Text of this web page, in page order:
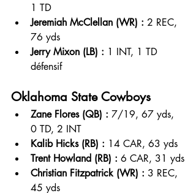
1 TD
Jeremiah McClellan (WR) : 2 REC,
76 yds
Jerry Mixon (LB) : 1 INT, 1 TD
défensif
Oklahoma State Cowboys
Zane Flores (QB) : 7/19, 67 yds,
0 TD, 2 INT
Kalib Hicks (RB) : 14 CAR, 63 yds
Trent Howland (RB) : 6 CAR, 31 yds
Christian Fitzpatrick (WR) : 3 REC,
45 yds